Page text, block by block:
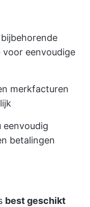
voor eenvoudige
merkfacturen
eenvoudig
betalingen
best geschikt